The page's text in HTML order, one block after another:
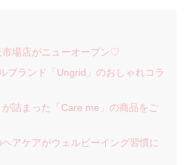
市場店がニューオープン♡
ブランド「Ungrid」のおしゃれコラ
詰まった「Care me」の商品をご
アケアがウェルビーイング習慣に